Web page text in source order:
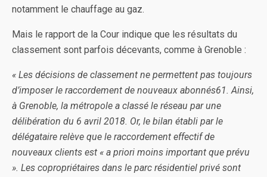
notamment le chauffage au gaz.
Mais le rapport de la Cour indique que les résultats du
classement sont parfois décevants, comme à Grenoble :
« Les décisions de classement ne permettent pas toujours
d’imposer le raccordement de nouveaux abonnés61. Ainsi,
à Grenoble, la métropole a classé le réseau par une
délibération du 6 avril 2018. Or, le bilan établi par le
délégataire relève que le raccordement effectif de
nouveaux clients est « a priori moins important que prévu
». Les copropriétaires dans le parc résidentiel privé sont